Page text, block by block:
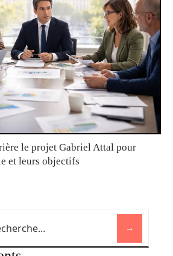
le projet Gabriel Attal pour
et leurs objectifs